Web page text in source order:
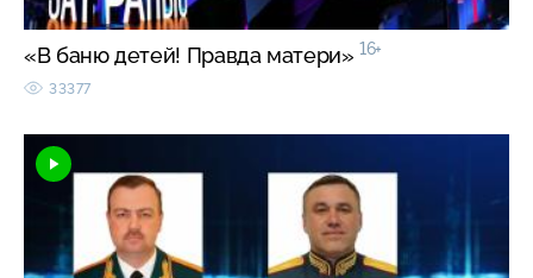
«В баню детей! Правда матери» 16+
33377